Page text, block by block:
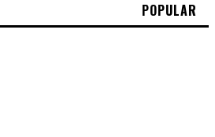
POPULAR